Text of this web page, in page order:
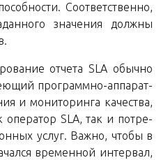
Со­от­вет­ствен­но,
зна­че­ния долж­ны
от­че­та SLA обыч­но
про­грамм­но-ап­па­рат­
и мо­ни­то­рин­га ка­че­ства,
опе­ра­тор SLA, так и по­тре­
услуг. Важно, чтобы в
вре­мен­ной ин­тер­вал,